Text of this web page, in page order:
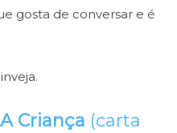
gosta de conversar e é
A Criança (carta